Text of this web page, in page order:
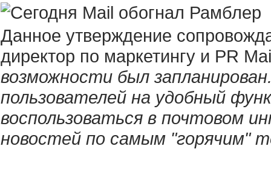
Данное утверждение
директор по маркетингу и PR
возможности был
пользователей на удобный
воспользоваться в почтовом
новостей по самым "горячим"